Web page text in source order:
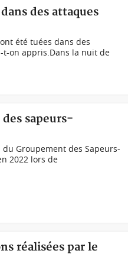
des attaques
été tuées dans des
t-on appris.Dans la nuit de
sapeurs-
Groupement des Sapeurs-
2022 lors de
réalisées par le